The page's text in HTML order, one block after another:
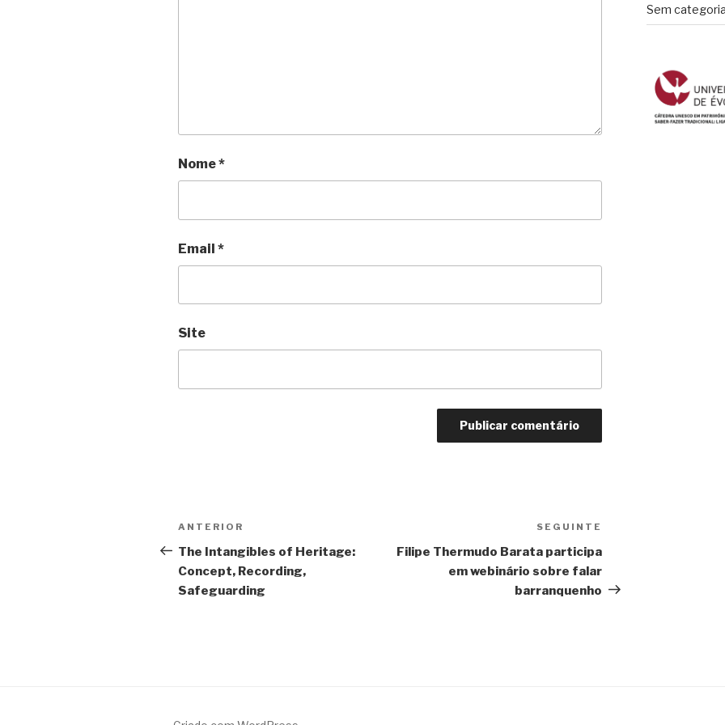
Nome*
Email *
Site
Navegação
de
artigos
Conteúdo
anterior
ANTERIOR
The Intangibles of Heritage:
Concept, Recording,
Safeguarding
seguinte
SEGUINTE
Filipe Thermudo Barata participa
em webinário sobre falar
barranquenho
Sem